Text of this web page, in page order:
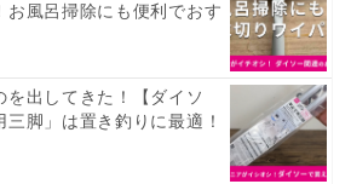
お風呂掃除にも便利でおす
を出してきた！【ダイソ
三脚」は置き釣りに最適！